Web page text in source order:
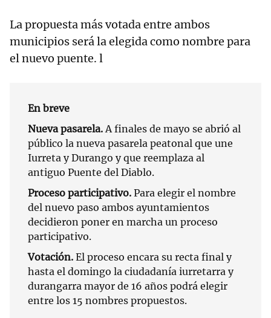
La propuesta más votada entre ambos
municipios será la elegida como nombre para
el nuevo puente. l
En breve
Nueva pasarela.A finales de mayo se abrió al
público la nueva pasarela peatonal que une
Iurreta y Durango y que reemplaza al
antiguo Puente del Diablo.
Proceso participativo. Para elegir el nombre
del nuevo paso ambos ayuntamientos
decidieron poner en marcha un proceso
participativo.
Votación. El proceso encara su recta final y
hasta el domingo la ciudadanía iurretarra y
durangarra mayor de 16 años podrá elegir
entre los 15 nombres propuestos.